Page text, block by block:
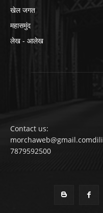
खेल जगत
महासमुंद
लेख - आलेख
Contact us:
7879592500